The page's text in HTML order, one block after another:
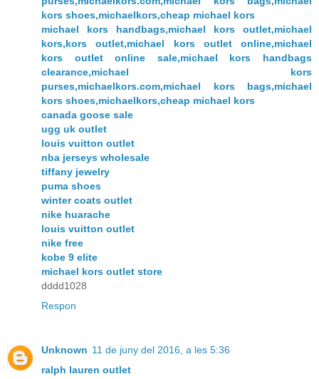
kors shoes,michaelkors,cheap michael kors
michael kors handbags,michael kors outlet,michael
kors,kors outlet,michael kors outlet online,michael
kors outlet online sale,michael kors handbags
clearance,michael kors
purses,michaelkors.com,michael kors bags,michael
kors shoes,michaelkors,cheap michael kors
canada goose sale
ugg uk outlet
louis vuitton outlet
nba jerseys wholesale
tiffany jewelry
puma shoes
winter coats outlet
nike huarache
louis vuitton outlet
nike free
kobe 9 elite
michael kors outlet store
dddd1028
Respon
Unknown 11 de juny del 2016, a les 5:36
ralph lauren outlet